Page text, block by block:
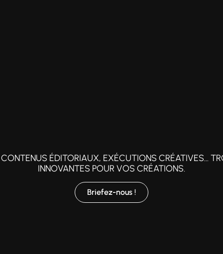
ÉDITORIAUX, EXÉCUTIONS CRÉATIVES...
INNOVANTES POUR VOS CRÉATIONS.
Briefez-nous !